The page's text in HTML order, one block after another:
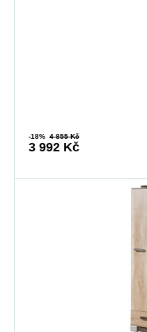
-18% 4 855 Kč
3 992 Kč